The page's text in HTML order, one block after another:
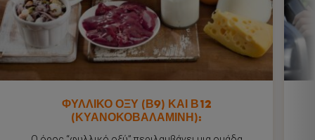
ΦΥΛΛΙΚΟ ΟΞΥ (Β9) ΚΑΙ Β12
(ΚΥΑΝΟΚΟΒΑΛΑΜΙΝΗ):
Προϊόντα